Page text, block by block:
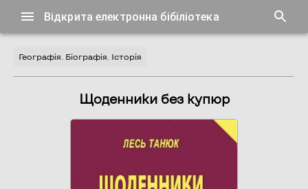
Відкрита електронна бібіліотека
Географія. Біографія. Історія
Щоденники без купюр